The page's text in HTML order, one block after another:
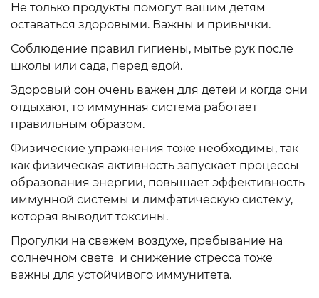
Не только продукты помогут вашим детям
оставаться здоровыми. Важны и привычки.
Соблюдение правил гигиены, мытье рук после
школы или сада, перед едой.
Здоровый сон очень важен для детей и когда они
отдыхают, то иммунная система работает
правильным образом.
Физические упражнения тоже необходимы, так
как физическая активность запускает процессы
образования энергии, повышает эффективность
иммунной системы и лимфатическую систему,
которая выводит токсины.
Прогулки на свежем воздухе, пребывание на
солнечном свете и снижение стресса тоже
важны для устойчивого иммунитета.